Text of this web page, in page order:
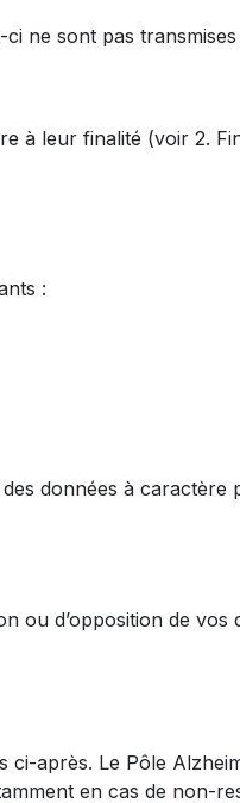
ne sont pas
à leur finalité (voir 2.
:
données à
ou d’opposition de
après. Le Pôle
en cas de non-